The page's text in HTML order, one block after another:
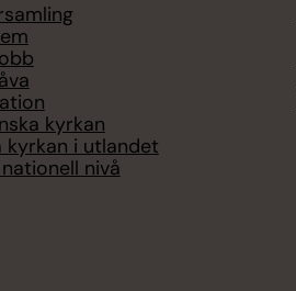
kyrkan
kyrkan i utlandet
nivå